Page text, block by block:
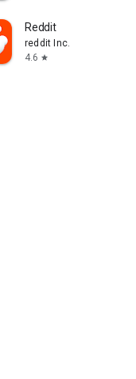
Reddit
reddit Inc.
4.6 star